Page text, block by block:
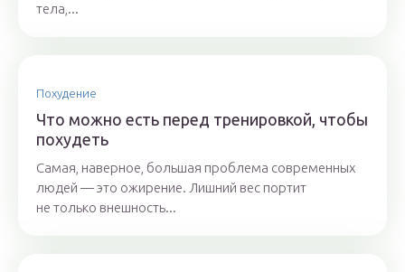
тела,...
Похудение
Что можно есть перед тренировкой, чтобы
похудеть
Самая, наверное, большая проблема современных
людей — это ожирение. Лишний вес портит
не только внешность...